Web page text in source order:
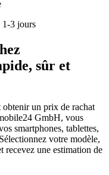
1-3 jours
sûr et
obtenir un prix de rachat
GmbH, vous
smartphones, tablettes,
votre modèle,
recevez une estimation de